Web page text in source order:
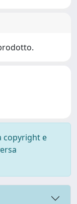
copyright e